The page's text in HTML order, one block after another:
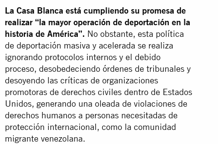
La Casa Blanca está cumpliendo su promesa de
realizar “la mayor operación de deportación en la
historia de América”. No obstante, esta política
de deportación masiva y acelerada se realiza
ignorando protocolos internos y el debido
proceso, desobedeciendo órdenes de tribunales y
desoyendo las críticas de organizaciones
promotoras de derechos civiles dentro de Estados
Unidos, generando una oleada de violaciones de
derechos humanos a personas necesitadas de
protección internacional, como la comunidad
migrante venezolana.